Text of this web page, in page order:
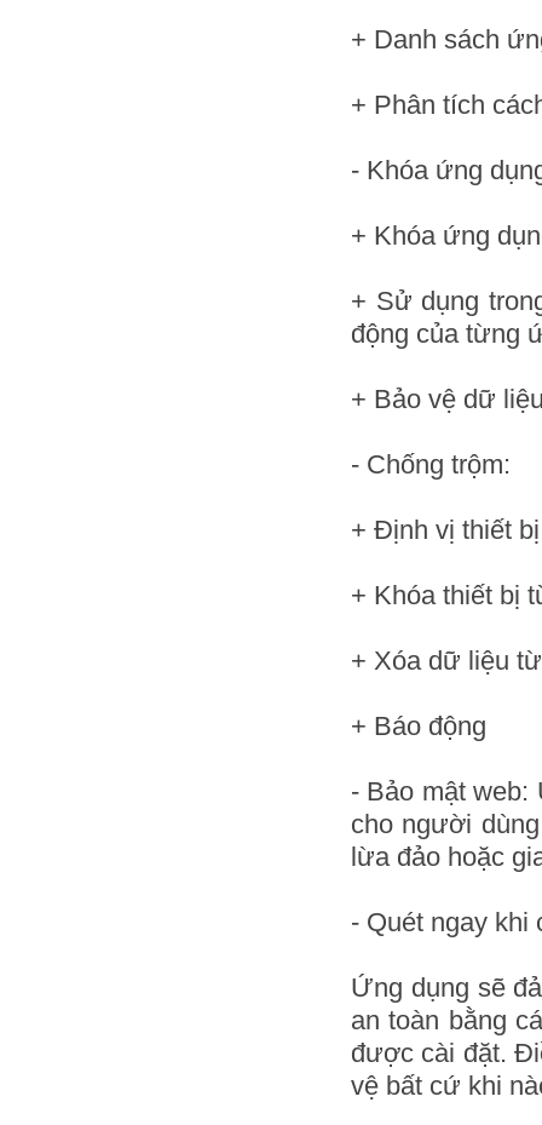
+ Danh sách
+ Phân tích
- Khóa ứng
+ Khóa ứng
+ Sử dụng
động của từng
+ Bảo vệ dữ
- Chống trộm:
+ Định vị thiết
+ Khóa thiết bị
+ Xóa dữ liệu
+ Báo động
- Bảo mật web:
cho người
lừa đảo hoặc
- Quét ngay khi
Ứng dụng sẽ
an toàn bằng
được cài đặt.
vệ bất cứ khi